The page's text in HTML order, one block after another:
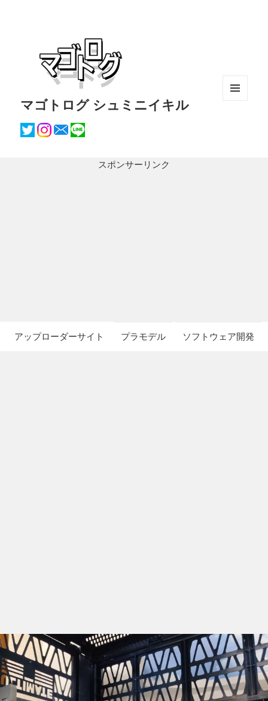
マゴトログ シュミニイキル
スポンサーリンク
アップローダーサイト プラモデル ソフトウェア開発